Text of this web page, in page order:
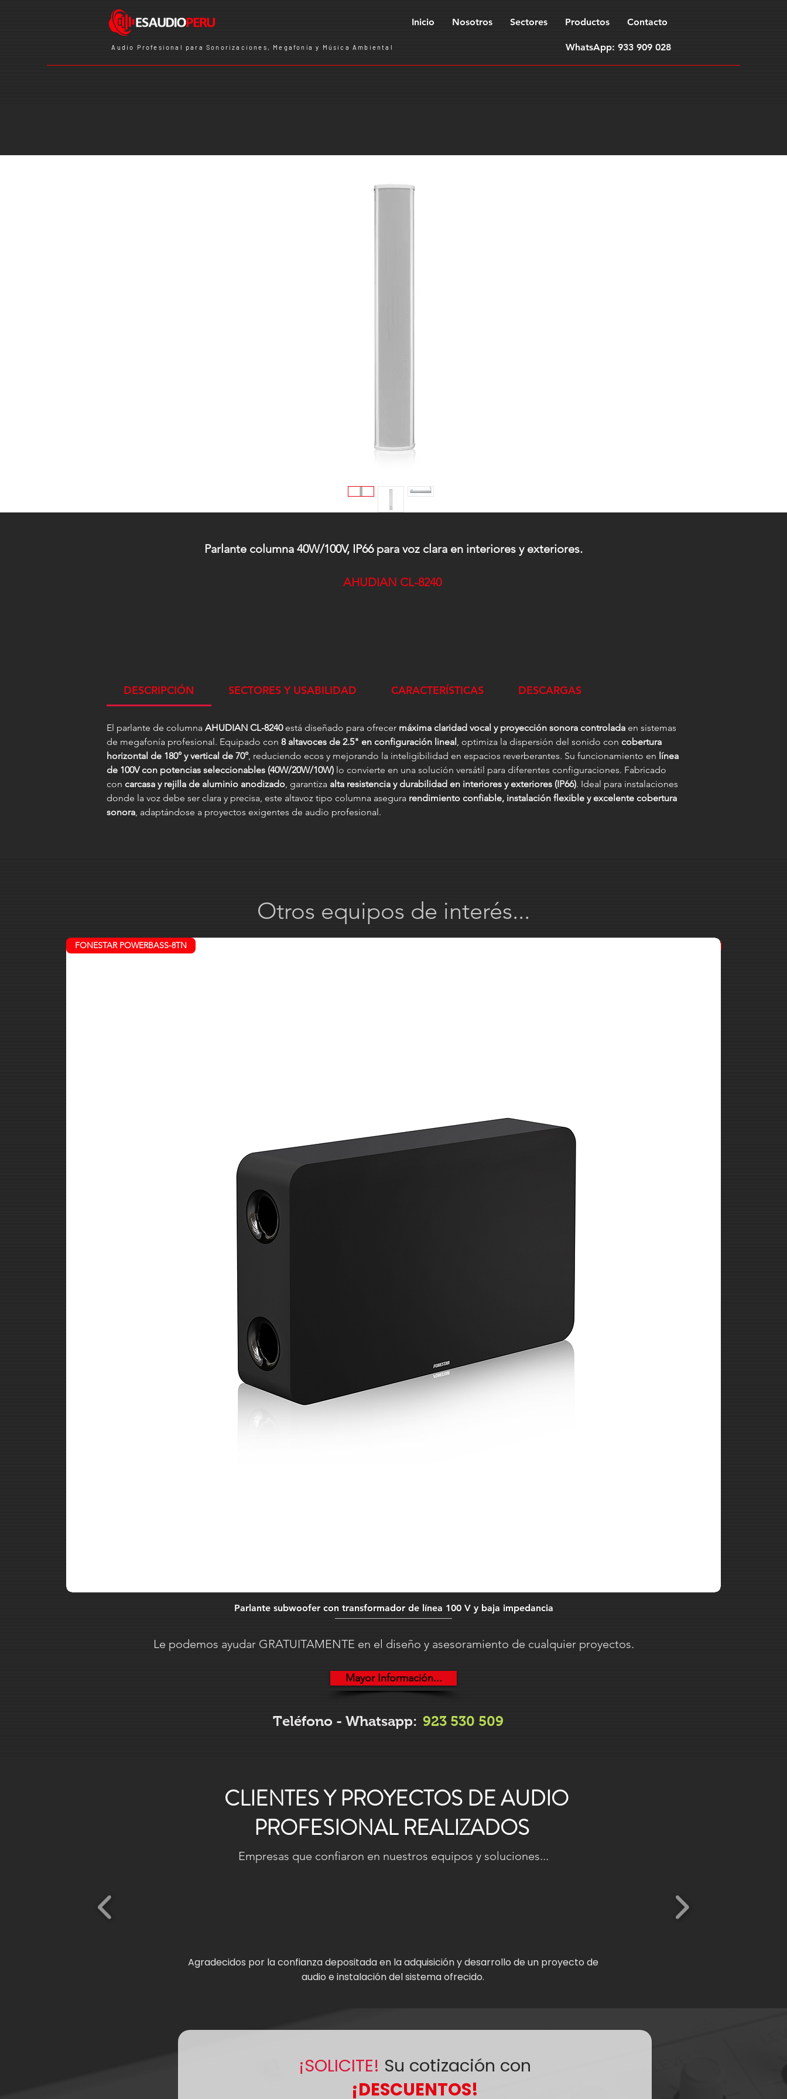
Audio Profesional para Sonorizaciones, Megafonía y Música Ambiental
Inicio Nosotros Sectores Productos Contacto
WhatsApp: 933 909 028
Parlante columna 40W/100V, IP66 para voz clara en interiores y exteriores.
AHUDIAN CL-8240
DESCRIPCIÓN SECTORES Y USABILIDAD CARACTERÍSTICAS DESCARGAS
El parlante de columna AHUDIAN CL-8240está diseñado para ofrecer máxima claridad vocal y proyección sonora controlada en sistemas
de megafonía profesional. Equipado con 8 altavoces de 2.5" en configuración lineal, optimiza la dispersión del sonido con cobertura
horizontal de 180° y vertical de 70°, reduciendo ecos y mejorando la inteligibilidad en espacios reverberantes. Su funcionamiento en línea
de 100V con potencias seleccionables (40W/20W/10W) lo convierte en una solución versátil para diferentes configuraciones. Fabricado
con carcasa y rejilla de aluminio anodizado, garantiza alta resistencia y durabilidad en interiores y exteriores (IP66). Ideal para instalaciones
donde la voz debe ser clara y precisa, este altavoz tipo columna asegura rendimiento confiable, instalación flexible y excelente cobertura
sonora, adaptándose a proyectos exigentes de audio profesional.
Otros equipos de interés...
FONESTAR POWERBASS-8TN
Parlante subwoofer con transformador de línea 100 V y baja impedancia
Le podemos ayudar GRATUITAMENTE en el diseño y asesoramiento de cualquier proyectos.
Mayor Información...
923 530 509
Teléfono - Whatsapp:
CLIENTES Y PROYECTOS DE AUDIO
PROFESIONAL REALIZADOS
Empresas que confiaron en nuestros equipos y soluciones...
Agradecidos por la confianza depositada en la adquisición y desarrollo de un proyecto de
audio e instalación del sistema ofrecido.
¡SOLICITE! Su cotización con
¡DESCUENTOS!